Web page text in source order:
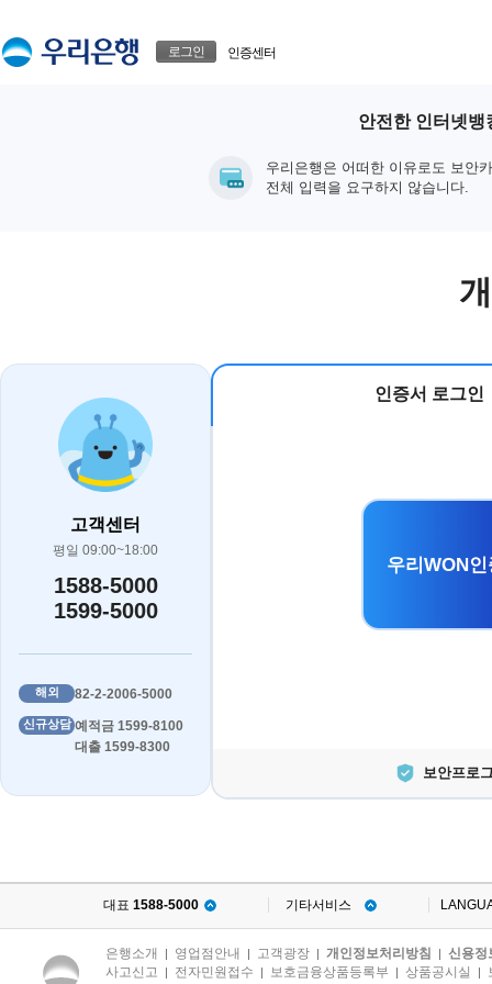
로그인 인증센터
안전한 인터넷뱅
우리은행은 어떠한 이유로도 보안
전체 입력을 요구하지 않습니다.
고객센터
평일 09:00~18:00
1588-5000
1599-5000
해외 82-2-2006-5000
신규상담 예적금 1599-8100
대출 1599-8300
인증서 로그인
우리WON
보안프로
대표 1588-5000 기타서비스
은행소개 | 영업점안내 | 고객광장 | 개인정보처리방침 | 신용정
사고신고 | 전자민원접수 | 보호금융상품등록부 | 상품공시실 |